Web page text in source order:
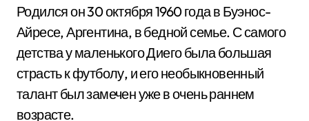
Родился он 30 октября 1960 года в Буэнос-
Айресе, Аргентина, в бедной семье. С самого
детства у маленького Диего была большая
страсть к футболу, и его необыкновенный
талант был замечен уже в очень раннем
возрасте.